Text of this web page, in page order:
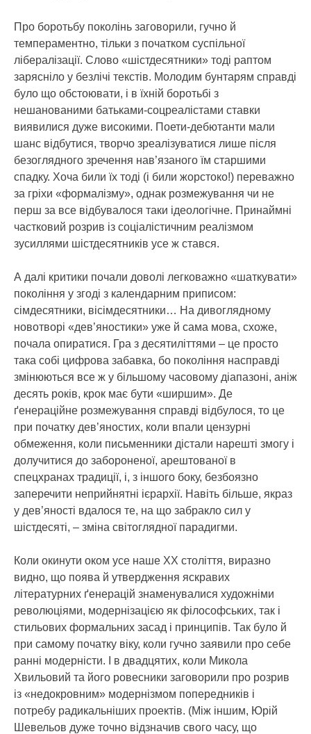
Про боротьбу поколінь заговорили, гучно й
темпераментно, тільки з початком суспільної
лібералізації. Слово «шістдесятники» тоді раптом
зарясніло у безлічі текстів. Молодим бунтарям справді
було що обстоювати, і в їхній боротьбі з
нешанованими батьками-соцреалістами ставки
виявилися дуже високими. Поети-дебютанти мали
шанс відбутися, творчо зреалізуватися лише після
безоглядного зречення нав’язаного їм старшими
спадку. Хоча били їх тоді (і били жорстоко!) переважно
за гріхи «формалізму», однак розмежування чи не
перш за все відбувалося таки ідеологічне. Принаймні
частковий розрив із соціалістичним реалізмом
зусиллями шістдесятників усе ж стався.
А далі критики почали доволі легковажно «шаткувати»
покоління у згоді з календарним приписом:
сімдесятники, вісімдесятники… На дивоглядному
новотворі «дев’яностики» уже й сама мова, схоже,
почала опиратися. Гра з десятиліттями – це просто
така собі цифрова забавка, бо покоління насправді
змінюються все ж у більшому часовому діапазоні, аніж
десять років, крок має бути «ширшим». Де
ґенераційне розмежування справді відбулося, то це
при початку дев’яностих, коли впали цензурні
обмеження, коли письменники дістали нарешті змогу і
долучитися до забороненої, арештованої в
спецхранах традиції, і, з іншого боку, безбоязно
заперечити неприйнятні ієрархії. Навіть більше, якраз
у дев’яності вдалося те, на що забракло сил у
шістдесяті, – зміна світоглядної парадигми.
Коли окинути оком усе наше ХХ століття, виразно
видно, що поява й утвердження яскравих
літературних ґенерацій знаменувалися художніми
революціями, модернізацією як філософських, так і
стильових формальних засад і принципів. Так було й
при самому початку віку, коли гучно заявили про себе
ранні модерністи. І в двадцятих, коли Микола
Хвильовий та його ровесники заговорили про розрив
із «недокровним» модернізмом попередників і
потребу радикальніших проектів. (Між іншим, Юрій
Шевельов дуже точно відзначив свого часу, що